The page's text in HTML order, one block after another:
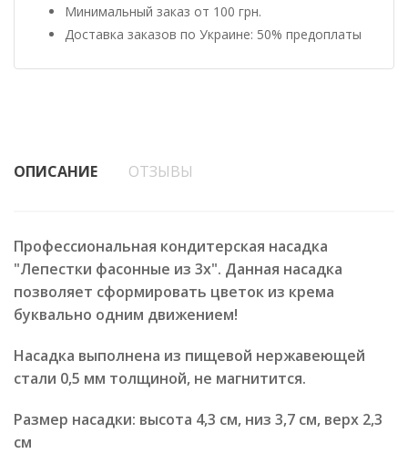
Минимальный заказ от 100 грн.
Доставка заказов по Украине: 50% предоплаты
ОПИСАНИЕ ОТЗЫВЫ
Профессиональная кондитерская насадка
"Лепестки фасонные из 3х". Данная насадка
позволяет сформировать цветок из крема
буквально одним движением!
Насадка выполнена из пищевой нержавеющей
стали 0,5 мм толщиной, не магнитится.
Размер насадки: высота 4,3 см, низ 3,7 см, верх 2,3
см